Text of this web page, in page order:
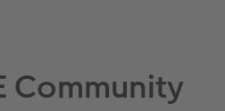
Community